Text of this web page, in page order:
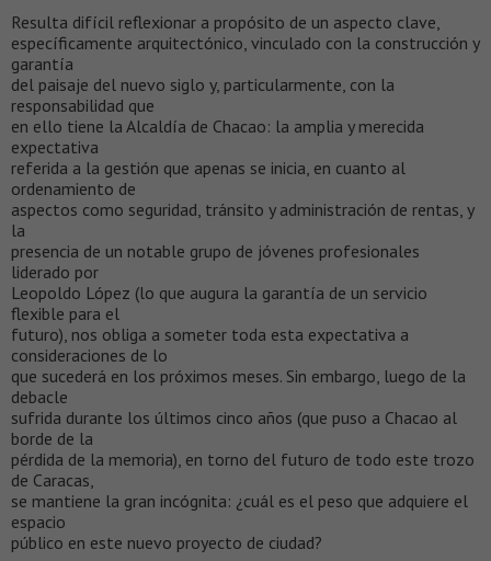
Resulta difícil reflexionar a propósito de un aspecto clave,
específicamente arquitectónico, vinculado con la construcción y
garantía
del paisaje del nuevo siglo y, particularmente, con la
responsabilidad que
en ello tiene la Alcaldía de Chacao: la amplia y merecida
expectativa
referida a la gestión que apenas se inicia, en cuanto al
ordenamiento de
aspectos como seguridad, tránsito y administración de rentas, y
la
presencia de un notable grupo de jóvenes profesionales
liderado por
Leopoldo López (lo que augura la garantía de un servicio
flexible para el
futuro), nos obliga a someter toda esta expectativa a
consideraciones de lo
que sucederá en los próximos meses. Sin embargo, luego de la
debacle
sufrida durante los últimos cinco años (que puso a Chacao al
borde de la
pérdida de la memoria), en torno del futuro de todo este trozo
de Caracas,
se mantiene la gran incógnita: ¿cuál es el peso que adquiere el
espacio
público en este nuevo proyecto de ciudad?